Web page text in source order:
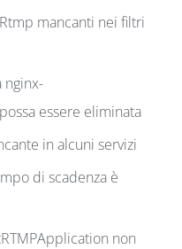
mancanti nei filtri
nginx-
essere eliminata
in alcuni servizi
di scadenza è
non